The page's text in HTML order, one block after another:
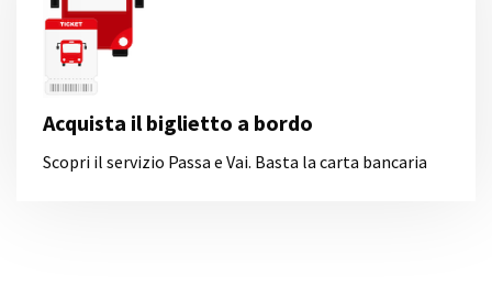
Acquista il biglietto a bordo
Scopri il servizio Passa e Vai. Basta la carta bancaria